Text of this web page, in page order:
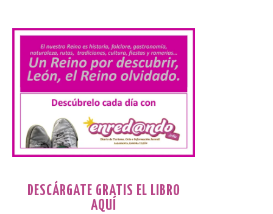
infantil como el adulto
pudo disfrutar de un
planetario que se instaló
en el polideportivo municipal, con pases
de mañana dedicados preferentemente al
Más de 200.000 jóvenes
nacidos en 2008 ya han
solicitado el Bono Cultural
mes de vigencia
DESCÁRGATE GRATIS EL LIBRO
AQUÍ